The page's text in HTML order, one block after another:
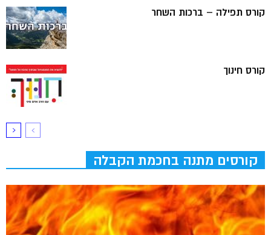
קורס תפילה – ברכות השחר
קורס חינוך
קורסים מתנה בחכמת הקבלה